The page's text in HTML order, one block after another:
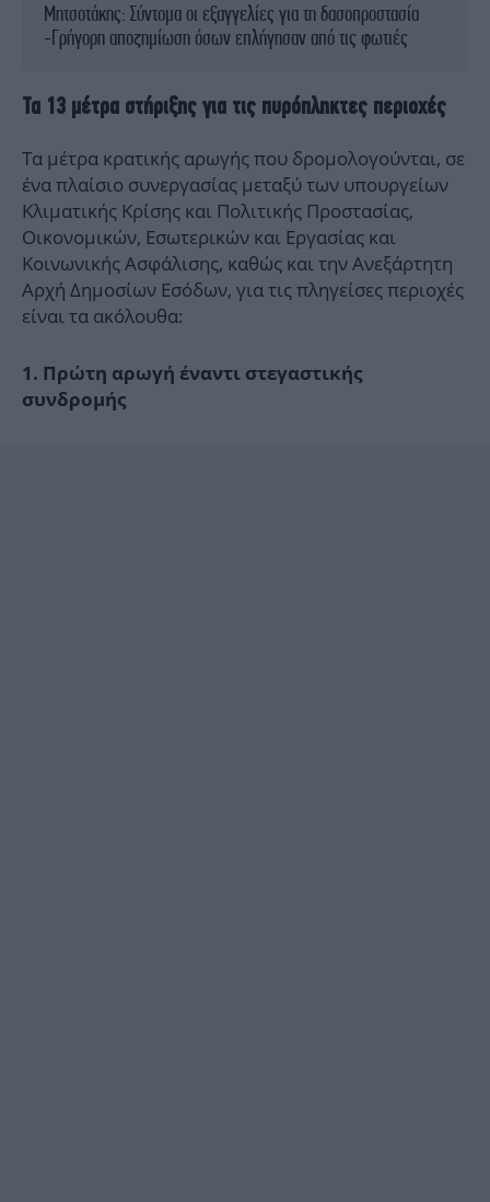
Μητσοτάκης: Σύντομα οι εξαγγελίες για τη δασοπροστασία
-Γρήγορη αποζημίωση όσων επλήγησαν από τις φωτιές
Τα 13 μέτρα στήριξης για τις πυρόπληκτες περιοχές
Τα μέτρα κρατικής αρωγής που δρομολογούνται, σε
ένα πλαίσιο συνεργασίας μεταξύ των υπουργείων
Κλιματικής Κρίσης και Πολιτικής Προστασίας,
Οικονομικών, Εσωτερικών και Εργασίας και
Κοινωνικής Ασφάλισης, καθώς και την Ανεξάρτητη
Αρχή Δημοσίων Εσόδων, για τις πληγείσες περιοχές
είναι τα ακόλουθα:
1. Πρώτη αρωγή έναντι στεγαστικής
συνδρομής